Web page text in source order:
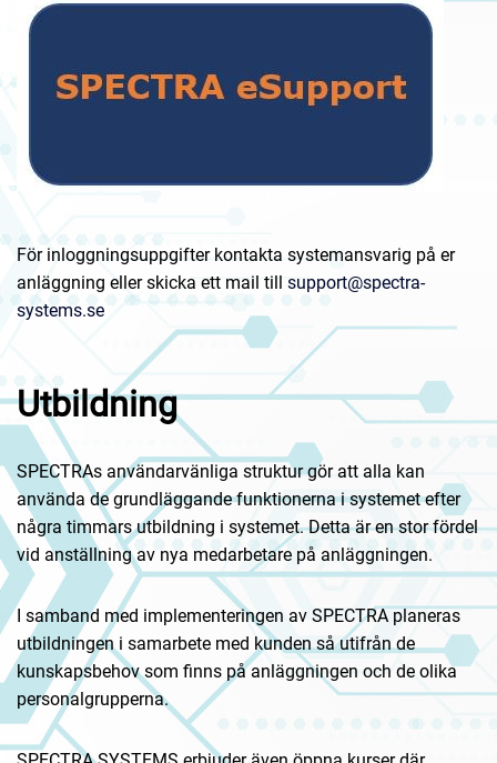
För inloggningsuppgifter kontakta systemansvarig på er
anläggning eller skicka ett mail till support@spectra-
systems.se
Utbildning
SPECTRAs användarvänliga struktur gör att alla kan
använda de grundläggande funktionerna i systemet efter
några timmars utbildning i systemet. Detta är en stor fördel
vid anställning av nya medarbetare på anläggningen.
I samband med implementeringen av SPECTRA planeras
utbildningen i samarbete med kunden så utifrån de
kunskapsbehov som finns på anläggningen och de olika
personalgrupperna.